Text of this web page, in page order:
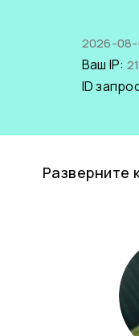
2026-
Ваш IP:
ID
Разверните